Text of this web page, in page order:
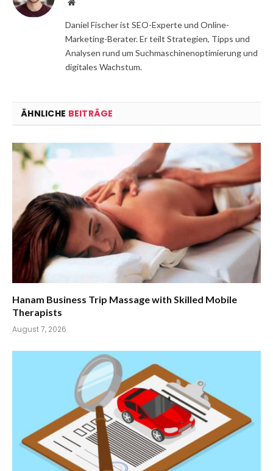
Website
Daniel Fischer ist SEO-Experte und Online-
Marketing-Berater. Er teilt Strategien, Tipps und
Analysen rund um Suchmaschinenoptimierung und
digitales Wachstum.
ÄHNLICHE BEITRÄGE
Hanam Business Trip Massage with Skilled Mobile
Therapists
August 7, 2026